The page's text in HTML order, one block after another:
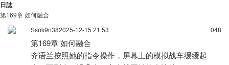
日誌
第169章 如何融合
Ssnk9n38
48
0
2025-12-15 21:53
第169章 如何融合
齐语兰按照她的指令操作，屏幕上的模拟战车缓缓起